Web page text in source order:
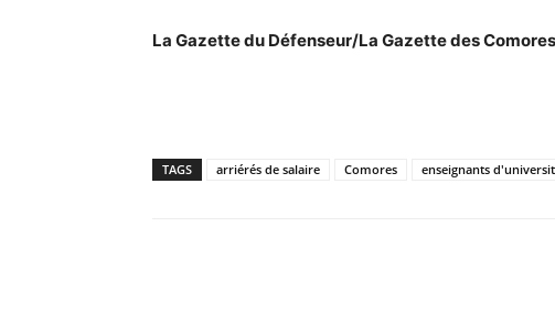
La Gazette du Défenseur/La Gazette des Comores
TAGS arriérés de salaire Comores enseignants